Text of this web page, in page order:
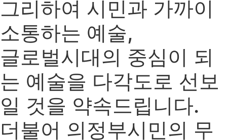
그리하여 시민과 가까이
소통하는 예술,
글로벌시대의 중심이 되
는 예술을 다각도로 선보
일 것을 약속드립니다.
더불어 의정부시민의 무